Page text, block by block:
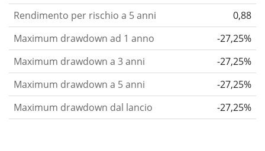
Rendimento per rischio a 5 anni
0,88
Maximum drawdown ad 1 anno
-27,25%
Maximum drawdown a 3 anni
-27,25%
Maximum drawdown a 5 anni
-27,25%
Maximum drawdown dal lancio
-27,25%